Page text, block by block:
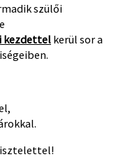
szülői
kezdettel kerül sor a